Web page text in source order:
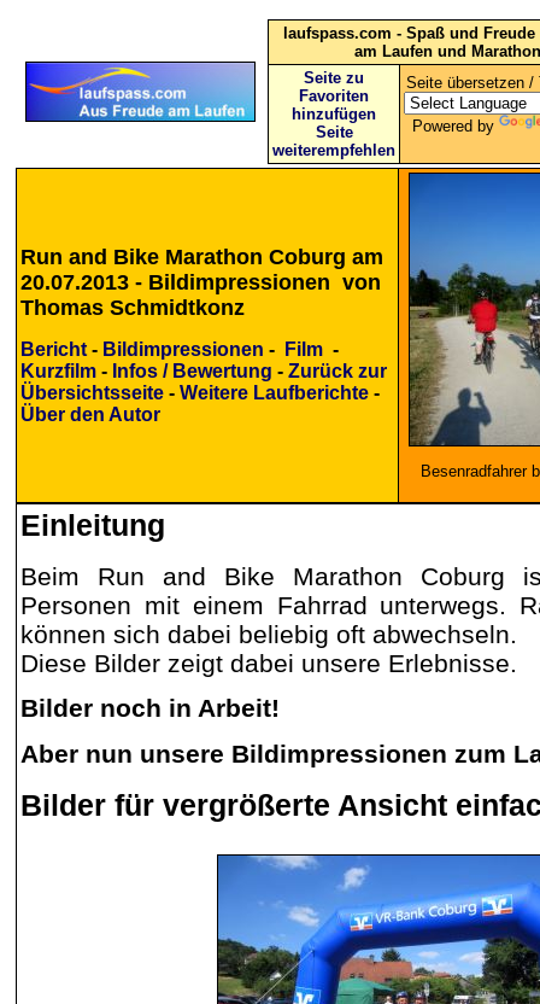
laufspass.com - Spaß und
am Laufen und Marathon
Seite zu
Favoriten
hinzufügen
Seite
weiterempfehlen
Seite übersetzen /
Powered by
Run and Bike Marathon Coburg am
20.07.2013 - Bildimpressionen von
Thomas Schmidtkonz
Bericht - Bildimpressionen - Film -
Kurzfilm - Infos / Bewertung - Zurück zur
Übersichtsseite - Weitere Laufberichte -
Über den Autor
Besenradfahrer
Einleitung
Beim Run and Bike Marathon Coburg
Personen mit einem Fahrrad unterwegs.
können sich dabei beliebig oft abwechseln.
Diese Bilder zeigt dabei unsere Erlebnisse.
Bilder noch in Arbeit!
Aber nun unsere Bildimpressionen zum
Bilder für vergrößerte Ansicht